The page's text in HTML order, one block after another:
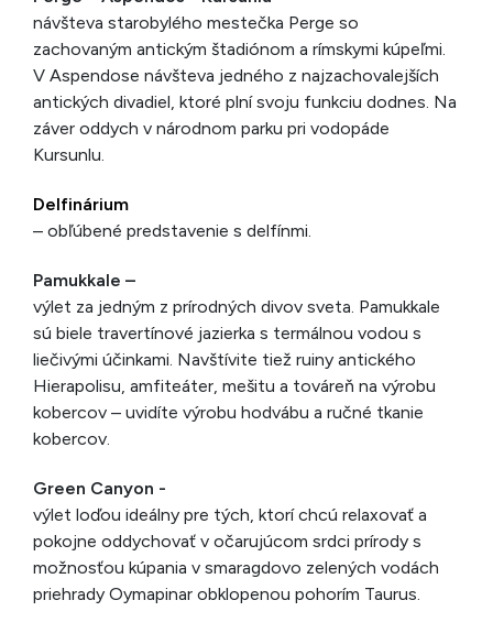
návšteva starobylého mes­tečka Perge so
zachovaným antickým štadiónom a rímskymi kúpeľmi.
V Aspendose návšteva jedného z najzachovalejších
antických divadiel, ktoré plní svoju funkciu dodnes. Na
záver oddych v národnom parku pri vodopáde
Kursunlu.
Delfinárium
– obľúbené predstavenie s delfínmi.
Pamukkale –
výlet za jedným z prírodných divov sveta. Pamukkale
sú biele travertínové jazierka s termálnou vo­dou s
liečivými účinkami. Navštívite tiež ruiny antického
Hierapolisu, amfiteáter, mešitu a továreň na výrobu
kober­cov – uvidíte výrobu hodvábu a ručné tkanie
kobercov.
Green Canyon -
výlet loďou ideálny pre tých, ktorí chcú relaxovať a
pokojne oddychovať v očarujúcom srdci prírody s
možnosťou kúpania v smaragdovo zelených vodách
prie­hrady Oymapinar obklopenou pohorím Taurus.